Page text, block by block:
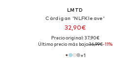
LMTD
Cárdigan 'NLFKleave'
32,90€
Precio original: 37,90€
Último precio más bajo:36,99€-11%
+1